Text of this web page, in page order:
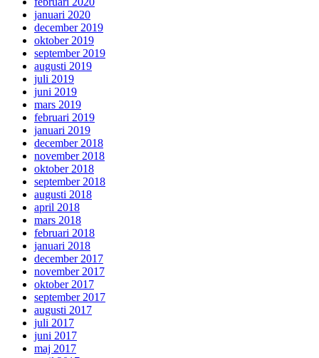
januari 2020
december 2019
oktober 2019
september 2019
augusti 2019
juli 2019
juni 2019
mars 2019
februari 2019
januari 2019
december 2018
november 2018
oktober 2018
september 2018
augusti 2018
april 2018
mars 2018
februari 2018
januari 2018
december 2017
november 2017
oktober 2017
september 2017
augusti 2017
juli 2017
juni 2017
maj 2017